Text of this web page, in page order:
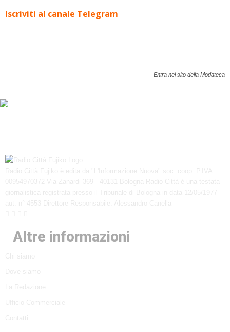
Iscriviti al canale Telegram
Entra nel sito della Modateca
Altre informazioni